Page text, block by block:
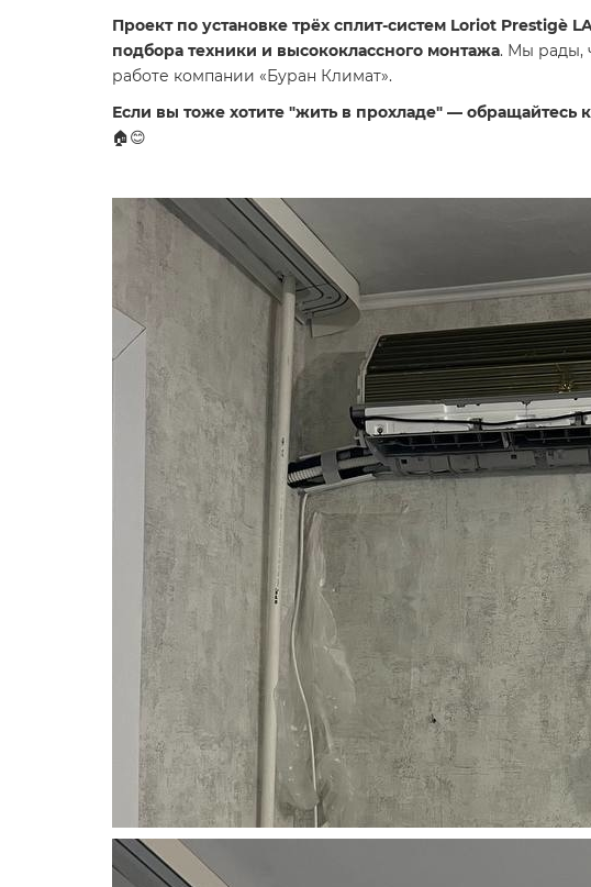
Проект по установке трёх сплит-систем Loriot Prestigè
подбора техники и высококлассного монтажа. Мы рады,
работе компании «Буран Климат».
Если вы тоже хотите "жить в прохладе" —
🏠😊